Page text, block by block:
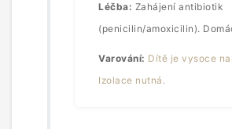
Léčba: Zahájení antibiotik
(penicilin/amoxicilin).
Varování: Dítě je vysoce
Izolace nutná.